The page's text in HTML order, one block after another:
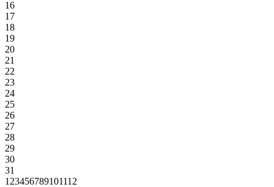
16
17
18
19
20
21
22
23
24
25
26
27
28
29
30
31
1 23456789101112